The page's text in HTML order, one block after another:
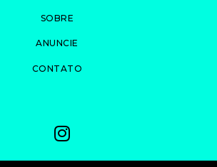
SOBRE
ANUNCIE
CONTATO